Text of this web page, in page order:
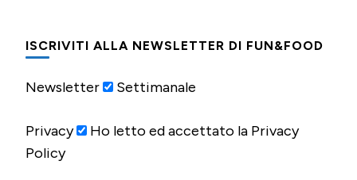
ISCRIVITI ALLA NEWSLETTER DI FUN&FOOD
Newsletter Settimanale
Privacy
Ho letto ed accettato la Privacy
Policy